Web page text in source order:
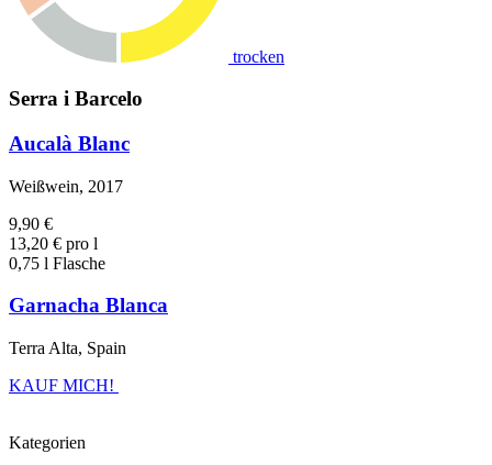
trocken
Serra i Barcelo
Aucalà Blanc
Weißwein, 2017
9,90 €
13,20 € pro l
0,75 l Flasche
Garnacha Blanca
Terra Alta, Spain
KAUF MICH!
Kategorien